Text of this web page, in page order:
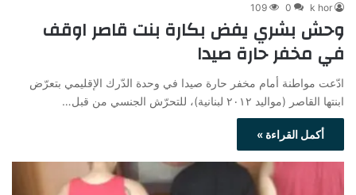
k hor
0
109
وحش بشري يفض بكارة بنت قاصر اوقف
في مخفر حارة صيدا
ادّعت مواطنة أمام مخفر حارة صيدا في وحدة الدّرك الإقليمي بتعرّض
ابنتها القاصر (مواليد ٢٠١٢ لبنانية)، للتحرّش الجنسي من قبل…
أكمل القراءة »